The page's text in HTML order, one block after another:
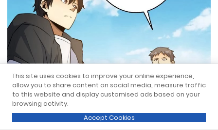
This site uses cookies to improve your online experience,
allow you to share content on social media, measure traffic
to this website and display customised ads based on your
browsing activity.
Accept Cookies